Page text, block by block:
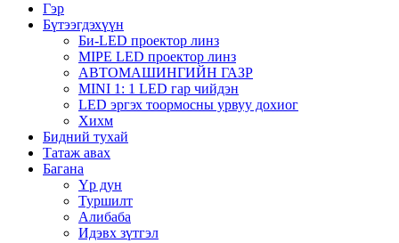
Гэр
Бүтээгдэхүүн
Би-LED проектор линз
MIPE LED проектор линз
АВТОМАШИНГИЙН ГАЗР
MINI 1: 1 LED гар чийдэн
LED эргэх тоормосны урвуу дохиог
Хихм
Бидний тухай
Татаж авах
Багана
Үр дун
Туршилт
Алибаба
Идэвх зүтгэл